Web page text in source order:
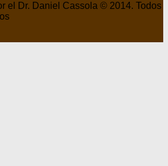
el Dr. Daniel Cassola © 2014. Todos